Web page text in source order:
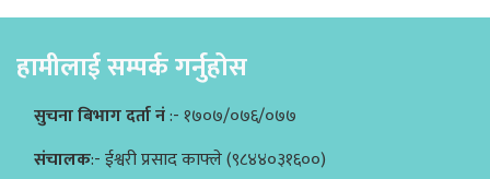
हामीलाई सम्पर्क गर्नुहोस
सुचना बिभाग दर्ता नं:- १७०७/०७६/०७७
संचालक:- ईश्वरी प्रसाद काफ्ले (९८४४०३१६००)